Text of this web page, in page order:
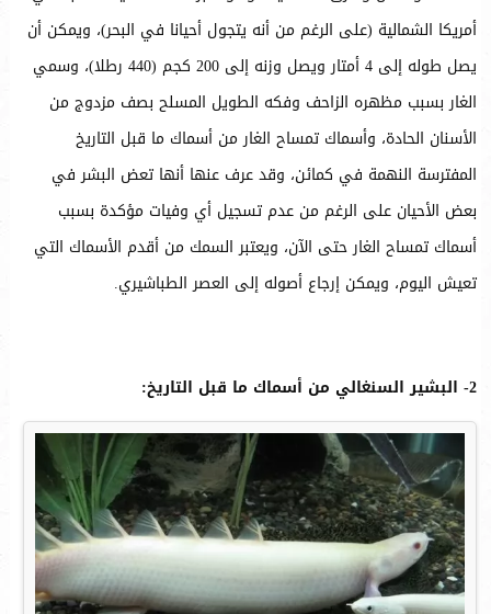
أمريكا الشمالية (على الرغم من أنه يتجول أحيانا في البحر)، ويمكن أن
يصل طوله إلى 4 أمتار ويصل وزنه إلى 200 كجم (440 رطلا)، وسمي
الغار بسبب مظهره الزاحف وفكه الطويل المسلح بصف مزدوج من
الأسنان الحادة، وأسماك تمساح الغار من أسماك ما قبل التاريخ
المفترسة النهمة في كمائن، وقد عرف عنها أنها تعض البشر في
بعض الأحيان على الرغم من عدم تسجيل أي وفيات مؤكدة بسبب
أسماك تمساح الغار حتى الآن، ويعتبر السمك من أقدم الأسماك التي
تعيش اليوم، ويمكن إرجاع أصوله إلى العصر الطباشيري.
2- البشير السنغالي من أسماك ما قبل التاريخ: